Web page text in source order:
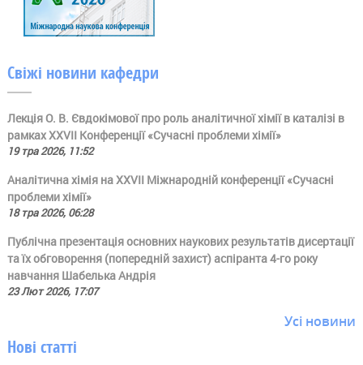
Свіжі новини кафедри
Лекція О. В. Євдокімової про роль аналітичної хімії в каталізі в
рамках ХХVII Конференції «Сучасні проблеми хімії»
19 тра 2026, 11:52
Аналітична хімія на ХХVII Міжнародній конференції «Сучасні
проблеми хімії»
18 тра 2026, 06:28
Публічна презентація основних наукових результатів дисертації
та їх обговорення (попередній захист) аспіранта 4-го року
навчання Шабелька Андрія
23 Лют 2026, 17:07
Усі новини
Нові статті